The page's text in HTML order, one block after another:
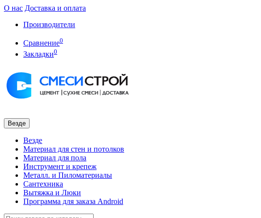
О нас Доставка и оплата
Производители
Сравнение0
Закладки0
Везде
Везде
Материал для стен и потолков
Материал для пола
Инструмент и крепеж
Металл. и Пиломатериалы
Сантехника
Вытяжка и Люки
Программа для заказа Android